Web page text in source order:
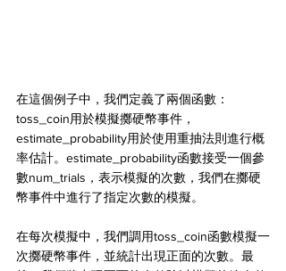
在這個例子中，我們定義了兩個函數：
toss_coin用於模擬擲硬幣事件，
estimate_probability用於使用重抽法則進行概
率估計。estimate_probability函數接受一個參
數num_trials，表示模擬的次數，我們在擲硬
幣事件中進行了指定次數的模擬。
在每次模擬中，我們調用toss_coin函數模擬一
次擲硬幣事件，並統計出現正面的次數。最